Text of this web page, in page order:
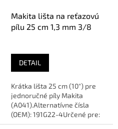
Makita lišta na reťazovú
pílu 25 cm 1,3 mm 3/8
DETAIL
Krátka lišta 25 cm (10") pre
jednoručné píly Makita
(A041).Alternatívne čísla
(OEM): 191G22-4Určené pre:
MAKITA DUC254,